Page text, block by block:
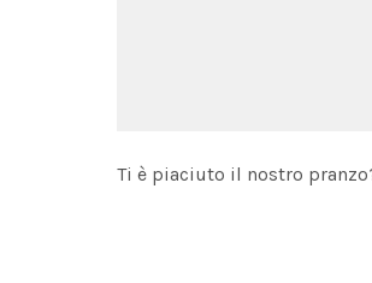
Ti è piaciuto il nostro